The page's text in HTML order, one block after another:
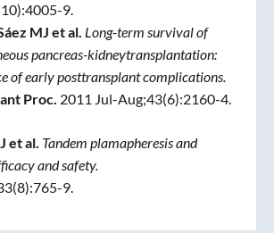
9.
MJ et al. Long-term survival of
pancreas-kidneytransplantation:
of early posttransplant complications.
Proc. 2011 Jul-Aug;43(6):2160-4.
et al. Tandem plamapheresis and
and safety.
9.